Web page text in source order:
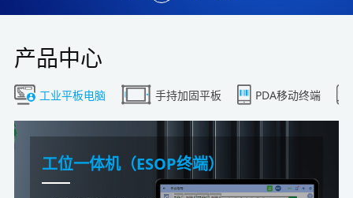
产品中心
工业平板电脑 手持加固平板 PDA移动终端
工位一体机（ESOP终端）
工业一体机（MES数采）
工控一体机（机械设备）
液晶一体机（电子看板）
MES工位机（报工终端）
工控主机（看板控制器）